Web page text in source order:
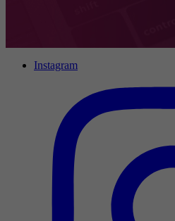
Instagram